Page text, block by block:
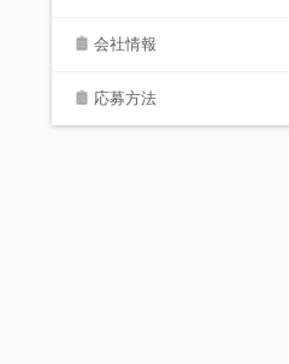
会社情報
応募方法